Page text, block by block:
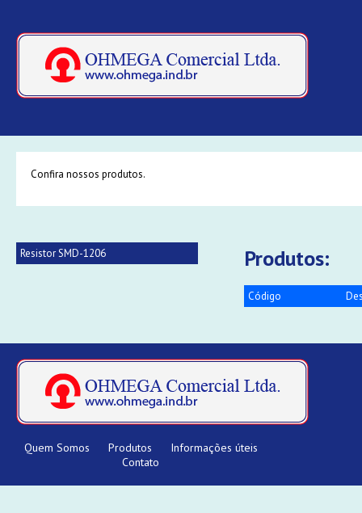
Confira nossos produtos.
Resistor SMD-1206 Produtos:
Código
Quem Somos Produtos
Informações úteis
Contato